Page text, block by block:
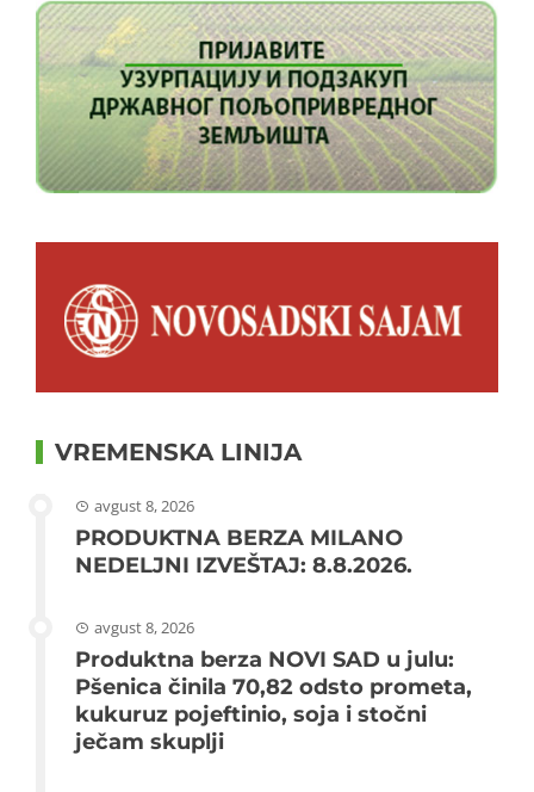
VREMENSKA LINIJA
avgust 8, 2026
PRODUKTNA BERZA MILANO
NEDELJNI IZVEŠTAJ: 8.8.2026.
avgust 8, 2026
Produktna berza NOVI SAD u julu:
Pšenica činila 70,82 odsto prometa,
kukuruz pojeftinio, soja i stočni
ječam skuplji